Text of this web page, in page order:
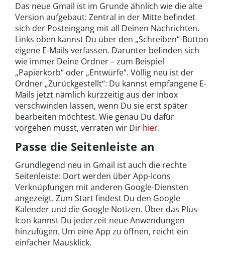
Das neue Gmail ist im Grunde ähnlich wie die alte
Version aufgebaut: Zentral in der Mitte befindet
sich der Posteingang mit all Deinen Nachrichten.
Links oben kannst Du über den „Schreiben“-Button
eigene E-Mails verfassen. Darunter befinden sich
wie immer Deine Ordner – zum Beispiel
„Papierkorb“ oder „Entwürfe“. Völlig neu ist der
Ordner „Zurückgestellt“: Du kannst empfangene E-
Mails jetzt nämlich kurzzeitig aus der Inbox
verschwinden lassen, wenn Du sie erst später
bearbeiten möchtest. Wie genau Du dafür
vorgehen musst, verraten wir Dir hier.
Passe die Seitenleiste an
Grundlegend neu in Gmail ist auch die rechte
Seitenleiste: Dort werden über App-Icons
Verknüpfungen mit anderen Google-Diensten
angezeigt. Zum Start findest Du den Google
Kalender und die Google Notizen. Über das Plus-
Icon kannst Du jederzeit neue Anwendungen
hinzufügen. Um eine App zu öffnen, reicht ein
einfacher Mausklick.